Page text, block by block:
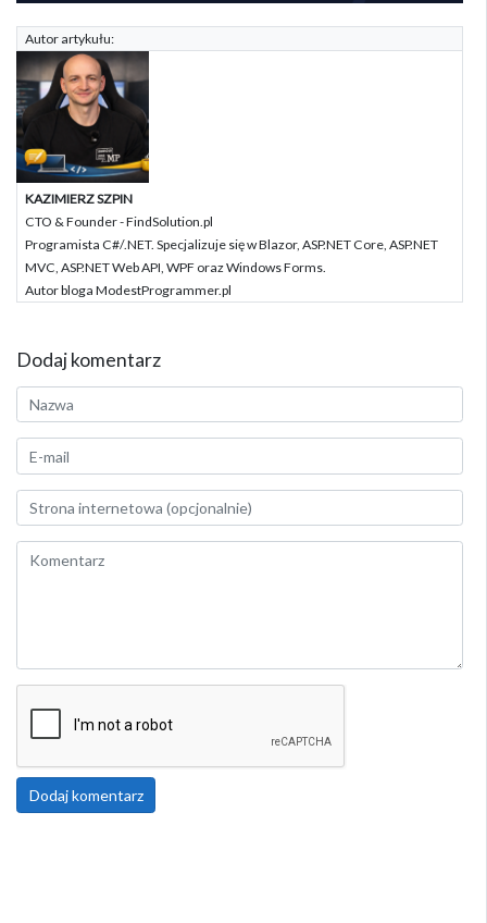
Autor artykułu:
KAZIMIERZ SZPIN
CTO & Founder - FindSolution.pl
Programista C#/.NET. Specjalizuje się w Blazor, ASP.NET Core, ASP.NET
MVC, ASP.NET Web API, WPF oraz Windows Forms.
Autor bloga ModestProgrammer.pl
Dodaj komentarz
Dodaj komentarz